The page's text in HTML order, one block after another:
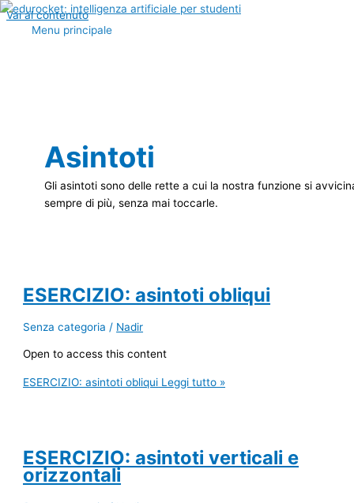
Vai al contenuto
Menu principale
Asintoti
Gli asintoti sono delle rette a cui la nostra funzione si
sempre di più, senza mai toccarle.
ESERCIZIO: asintoti obliqui
Senza categoria / Nadir
Open to access this content
ESERCIZIO: asintoti obliqui Leggi tutto »
ESERCIZIO: asintoti verticali e
orizzontali